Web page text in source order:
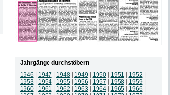
Jahrgänge durchstöbern
1946
1947 1948| 1949 1950| 1951 1952
1953
1954| 1955| 1956 1957 1958| 1959
1960| 1961 1962 1963 1964| 1965| 1966